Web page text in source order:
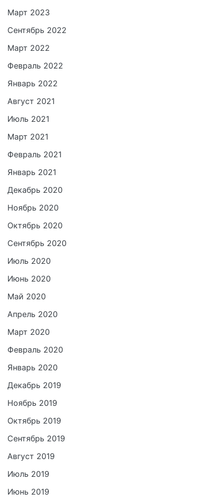
Март 2023
Сентябрь 2022
Март 2022
Февраль 2022
Январь 2022
Август 2021
Июль 2021
Март 2021
Февраль 2021
Январь 2021
Декабрь 2020
Ноябрь 2020
Октябрь 2020
Сентябрь 2020
Июль 2020
Июнь 2020
Май 2020
Апрель 2020
Март 2020
Февраль 2020
Январь 2020
Декабрь 2019
Ноябрь 2019
Октябрь 2019
Сентябрь 2019
Август 2019
Июль 2019
Июнь 2019